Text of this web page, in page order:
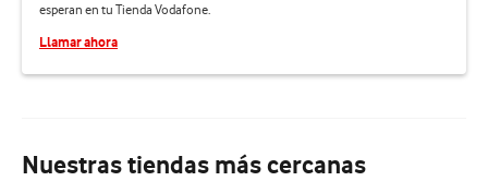
esperan en tu Tienda Vodafone.
Llamar ahora
Nuestras tiendas más cercanas